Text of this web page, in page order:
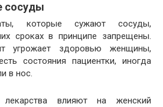
сосуды
которые сужают сосуды,
сроках в принципе запрещены.
угрожает здоровью женщины,
состояния пациентки, иногда
в нос.
лекарства влияют на женский